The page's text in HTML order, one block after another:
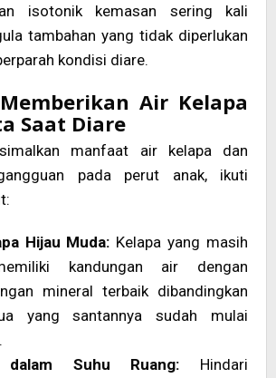
isotonik kemasan sering kali
tambahan yang tidak diperlukan
kondisi diare.
Air Kelapa
Saat Diare
manfaat air kelapa dan
pada perut anak, ikuti
Hijau Muda: Kelapa yang masih
kandungan air dengan
mineral terbaik dibandingkan
yang santannya sudah mulai
dalam Suhu Ruang: Hindari